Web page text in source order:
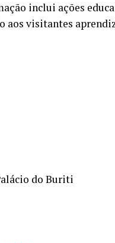
inclui ações
aos visitantes
do Buriti